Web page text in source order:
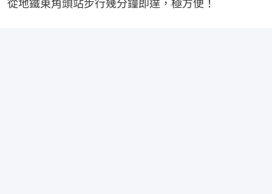
從地鐵東角頭站步行幾分鐘即達，極方便！